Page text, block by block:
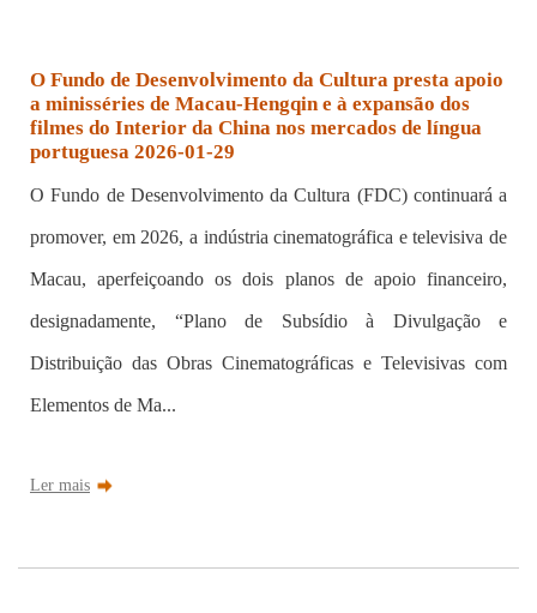
O Fundo de Desenvolvimento da Cultura presta apoio
a minisséries de Macau-Hengqin e à expansão dos
filmes do Interior da China nos mercados de língua
portuguesa 2026-01-29
O Fundo de Desenvolvimento da Cultura (FDC) continuará a
promover, em 2026, a indústria cinematográfica e televisiva de
Macau, aperfeiçoando os dois planos de apoio financeiro,
designadamente, “Plano de Subsídio à Divulgação e
Distribuição das Obras Cinematográficas e Televisivas com
Elementos de Ma...
Ler mais